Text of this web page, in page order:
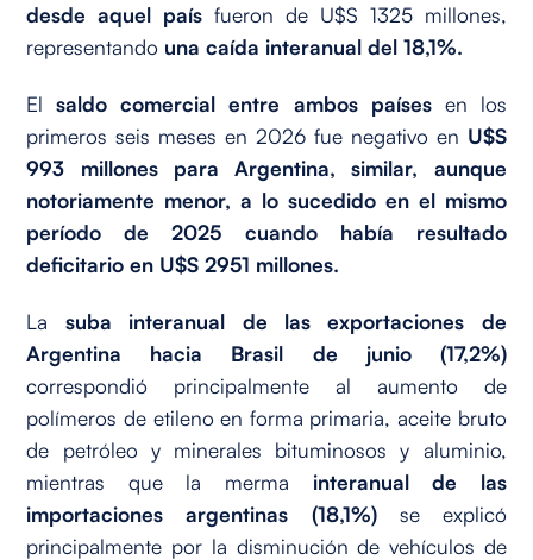
desde aquel paísfueron de U$S 1325 millones,
representando una caída interanual del 18,1%.
Elsaldo comercial entre ambos paísesen los
primeros seis meses en 2026 fue negativo en U$S
993 millones para Argentina, similar, aunque
notoriamente menor, a lo sucedido en el mismo
período de 2025 cuando había resultado
deficitario en U$S 2951 millones.
La suba interanual de las exportaciones de
Argentina hacia Brasil de junio (17,2%)
correspondió principalmente al aumento de
polímeros de etileno en forma primaria, aceite bruto
de petróleo y minerales bituminosos y aluminio,
mientras que la merma interanual de las
importaciones argentinas (18,1%)se explicó
principalmente por la disminución de vehículos de